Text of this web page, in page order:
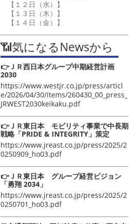
【１２日（水）】
【１３日（木）】
【１４日（金）】
📶気になるNewsから
👉ＪＲ西日本グループ中期経営計画
2030
https://www.westjr.co.jp/press/articl
e/2026/04/30/items/260430_00_press_
JRWEST2030keikaku.pdf
👉ＪＲ東日本 モビリティ事業で中長期
戦略「PRIDE & INTEGRITY」策定
https://www.jreast.co.jp/press/2025/2
0250909_ho03.pdf
👉ＪＲ東日本 グループ経営ビジョン
「勇翔 2034」
https://www.jreast.co.jp/press/2025/2
0250701_ho03.pdf